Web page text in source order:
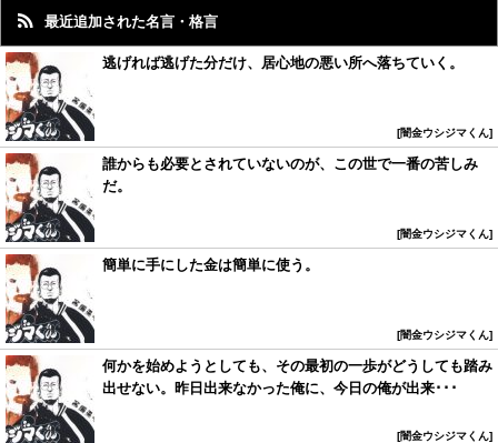
最近追加された名言・格言
逃げれば逃げた分だけ、居心地の悪い所へ落ちていく。
闇金ウシジマくん
誰からも必要とされていないのが、この世で一番の苦しみ
だ。
闇金ウシジマくん
簡単に手にした金は簡単に使う。
闇金ウシジマくん
何かを始めようとしても、その最初の一歩がどうしても踏み
出せない。昨日出来なかった俺に、今日の俺が出来･･･
闇金ウシジマくん